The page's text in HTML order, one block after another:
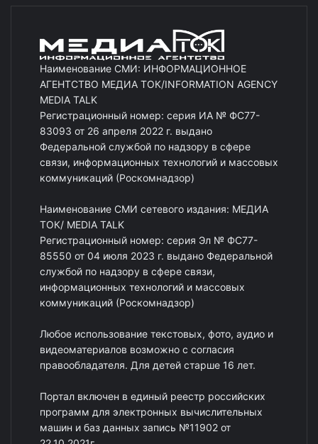
Наименование СМИ: ИНФОРМАЦИОННОЕ
АГЕНТСТВО МЕДИА ТОК/INFORMATION AGENCY
MEDIA TALK
Регистрационный номер: серия ИА № ФС77-
83093 от 26 апреля 2022 г. выдано
Федеральной службой по надзору в сфере
связи, информационных технологий и массовых
коммуникаций (Роскомнадзор)
Наименование СМИ сетевого издания: МЕДИА
ТОК/ MEDIA TALK
Регистрационный номер: серия Эл № ФС77-
85550 от 04 июля 2023 г. выдано Федеральной
службой по надзору в сфере связи,
информационных технологий и массовых
коммуникаций (Роскомнадзор)
Любое использование текстовых, фото, аудио и
видеоматериалов возможно с согласия
правообладателя. Для детей старше 16 лет.
Портал включен в единый реестр российских
программ для электронных вычислительных
машин и баз данных запись №11902 от